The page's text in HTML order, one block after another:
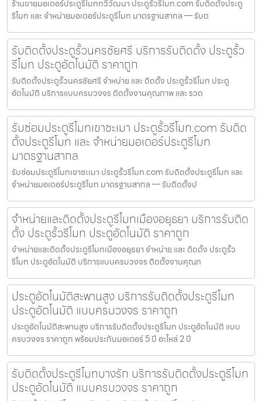
ร้านขายมอเตอร์ประตูรีโมททวีวัฒนา ประตูรั้วรีโมท.com รับติดตั้งประตู
รีโมท และ จำหน่ายมอเตอร์ประตูรีโมท มาตรฐานสากล — รับต
รับติดตั้งประตูรั้วนครชัยศรี บริการรับติดตั้ง ประตูรั้ว
รีโมท ประตูอัตโนมัติ ราคาถูก
รับติดตั้งประตูรั้วนครชัยศรี จำหน่าย และ ติดตั้ง ประตูรั้วรีโมท ประตู
อัตโนมัติ บริการแบบครบวงจร ติดตั้งงานคุณภาพ และ รวด
รับซ่อมประตูรีโมทเขาชะเมา ประตูรั้วรีโมท.com รับติด
ตั้งประตูรีโมท และ จำหน่ายมอเตอร์ประตูรีโมท
มาตรฐานสากล
รับซ่อมประตูรีโมทเขาชะเมา ประตูรั้วรีโมท.com รับติดตั้งประตูรีโมท และ
จำหน่ายมอเตอร์ประตูรีโมท มาตรฐานสากล — รับติดตั้งป
จำหน่ายและติดตั้งประตูรีโมทเมืองอยุธยา บริการรับติด
ตั้ง ประตูรั้วรีโมท ประตูอัตโนมัติ ราคาถูก
จำหน่ายและติดตั้งประตูรีโมทเมืองอยุธยา จำหน่าย และ ติดตั้ง ประตูรั้ว
รีโมท ประตูอัตโนมัติ บริการแบบครบวงจร ติดตั้งงานคุณภ
ประตูอัตโนมัติสะพานสูง บริการรับติดตั้งประตูรีโมท
ประตูอัตโนมัติ แบบครบวงจร ราคาถูก
ประตูอัตโนมัติสะพานสูง บริการรับติดตั้งประตูรีโมท ประตูอัตโนมัติ แบบ
ครบวงจร ราคาถูก พร้อมประกันมอเตอร์ 5 ปี อะไหล่ 2 ปี
รับติดตั้งประตูรีโมทบางรัก บริการรับติดตั้งประตูรีโมท
ประตูอัตโนมัติ แบบครบวงจร ราคาถูก